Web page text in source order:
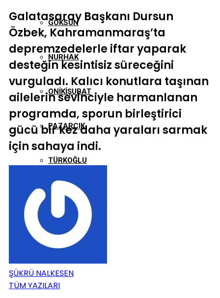
GÖKSUN
NURHAK
ONIKIŞUBAT
PAZARCIK
TÜRKOĞLU
Galatasaray Başkanı Dursun
Özbek, Kahramanmaraş’ta
depremzedelerle iftar yaparak
desteğin kesintisiz süreceğini
vurguladı. Kalıcı konutlara taşınan
ailelerin sevinciyle harmanlanan
programda, sporun birleştirici
gücü bir kez daha yaraları sarmak
için sahaya indi.
ŞÜKRÜ NALKESEN
TÜM YAZILARI